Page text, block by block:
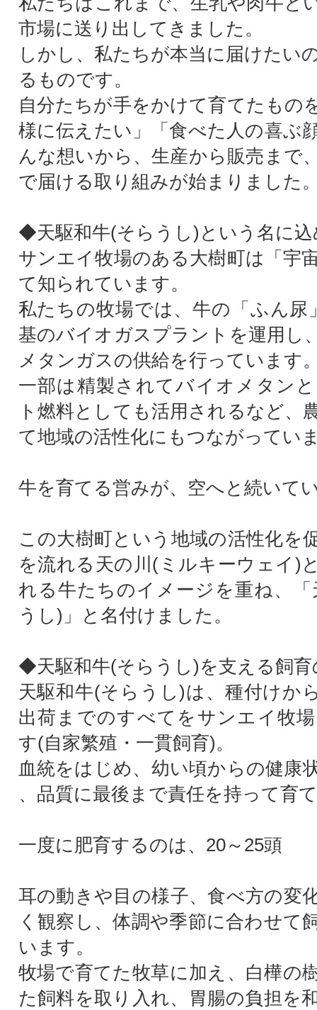
市場に送り出してきました。
しかし、私たちが本当に届けたい
るものです。
自分たちが手をかけて育てたもの
様に伝えたい」「食べた人の喜ぶ
んな想いから、生産から販売まで
で届ける取り組みが始まりました
◆天駆和牛(そらうし)という名に
サンエイ牧場のある大樹町は「宇
て知られています。
私たちの牧場では、牛の「ふん尿
基のバイオガスプラントを運用し
メタンガスの供給を行っています
一部は精製されてバイオメタン
ト燃料としても活用されるなど、
て地域の活性化にもつながってい
牛を育てる営みが、空へと続いて
この大樹町という地域の活性化を
を流れる天の川(ミルキーウェイ)
れる牛たちのイメージを重ね、
うし)」と名付けました。
◆天駆和牛(そらうし)を支える飼
天駆和牛(そらうし)は、種付けか
出荷までのすべてをサンエイ牧
す(自家繁殖・一貫飼育)。
血統をはじめ、幼い頃からの健康
、品質に最後まで責任を持って育
一度に肥育するのは、20～25頭
耳の動きや目の様子、食べ方の変
く観察し、体調や季節に合わせて
います。
牧場で育てた牧草に加え、白樺の
た飼料を取り入れ、胃腸の負担を